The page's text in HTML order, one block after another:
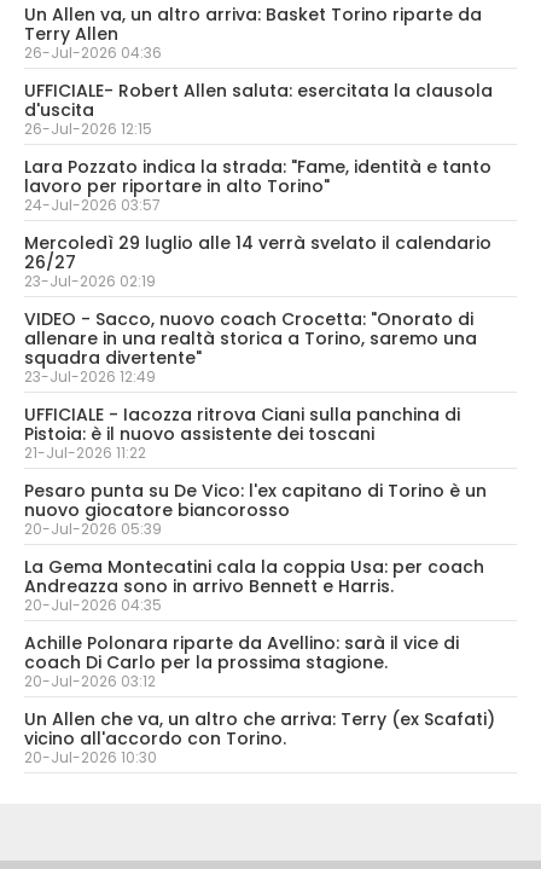
Un Allen va, un altro arriva: Basket Torino riparte da
Terry Allen
26-Jul-2026 04:36
UFFICIALE- Robert Allen saluta: esercitata la clausola
d'uscita
26-Jul-2026 12:15
Lara Pozzato indica la strada: "Fame, identità e tanto
lavoro per riportare in alto Torino"
24-Jul-2026 03:57
Mercoledì 29 luglio alle 14 verrà svelato il calendario
26/27
23-Jul-2026 02:19
VIDEO - Sacco, nuovo coach Crocetta: "Onorato di
allenare in una realtà storica a Torino, saremo una
squadra divertente"
23-Jul-2026 12:49
UFFICIALE - Iacozza ritrova Ciani sulla panchina di
Pistoia: è il nuovo assistente dei toscani
21-Jul-2026 11:22
Pesaro punta su De Vico: l'ex capitano di Torino è un
nuovo giocatore biancorosso
20-Jul-2026 05:39
La Gema Montecatini cala la coppia Usa: per coach
Andreazza sono in arrivo Bennett e Harris.
20-Jul-2026 04:35
Achille Polonara riparte da Avellino: sarà il vice di
coach Di Carlo per la prossima stagione.
20-Jul-2026 03:12
Un Allen che va, un altro che arriva: Terry (ex Scafati)
vicino all'accordo con Torino.
20-Jul-2026 10:30